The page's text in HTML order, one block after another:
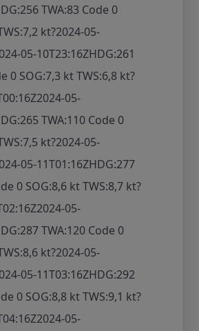
TWA:83 Code 0
kt?2024-05-
05-10T23:16ZHDG:261
0 SOG:7,3 kt TWS:6,8 kt?
2024-05-
TWA:110 Code 0
kt?2024-05-
05-11T01:16ZHDG:277
0 SOG:8,6 kt TWS:8,7 kt?
2024-05-
TWA:120 Code 0
kt?2024-05-
05-11T03:16ZHDG:292
0 SOG:8,8 kt TWS:9,1 kt?
2024-05-